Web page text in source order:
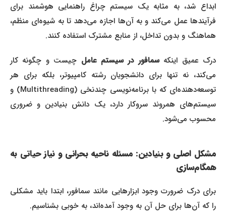
ابداع شد، به مثابه یک سیستم چراغ راهنمایی هوشمند برای
فرآیندها عمل می‌کند و به آن‌ها اجازه می‌دهد تا به شیوه‌ای منظم،
هماهنگ و بدون تداخل، از منابع مشترک استفاده کنند.
درک عمیق اینکهسمافور در سیستم عاملچیست و چگونه کار
می‌کند، نه تنها برای دانشجویان رشته کامپیوتر، بلکه برای هر
توسعه‌دهنده‌ای که با برنامه‌نویسی چندنخی (Multithreading) و
سیستم‌های همروند سروکار دارد، یک دانش بنیادین و ضروری
محسوب می‌شود.
مشکل اصلی و بنیادین: مسئله ناحیه بحرانی و نیاز حیاتی به
همگام‌سازی
برای درک ضرورت وجود ابزارهایی مانند سمافور، ابتدا باید مشکلی
را که آن‌ها برای حل آن به وجود آمده‌اند، به خوبی بشناسیم.